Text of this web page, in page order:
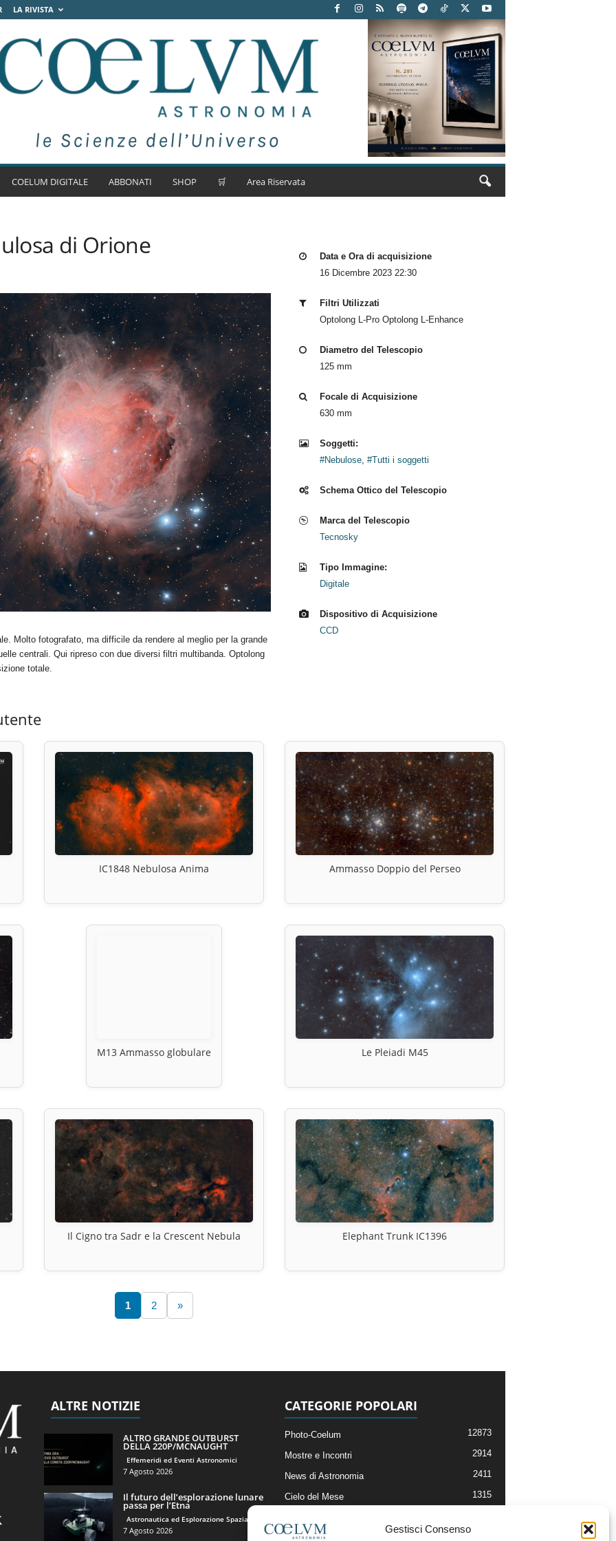
Gestisci Consenso
LA RIVISTA
COELUM DIGITALE ABBONATI SHOP 🛒 Area Riservata
di Orione
Molto fotografato, ma difficile da rendere al meglio per la grande
centrali. Qui ripreso con due diversi filtri multibanda. Optolong
totale.
Data e Ora di acquisizione
16 Dicembre 2023 22:30
Filtri Utilizzati
Optolong L-Pro Optolong L-Enhance
Diametro del Telescopio
125 mm
Focale di Acquisizione
630 mm
Soggetti:
#Nebulose, #Tutti i soggetti
Schema Ottico del Telescopio
Marca del Telescopio
Tecnosky
Tipo Immagine:
Digitale
Dispositivo di Acquisizione
CCD
IC1848 Nebulosa Anima Ammasso Doppio del Perseo
M13 Ammasso globulare Le Pleiadi M45
Il Cigno tra Sadr e la Crescent Nebula Elephant Trunk IC1396
1 2 »
ALTRE NOTIZIE
ALTRO GRANDE OUTBURST
DELLA 220P/MCNAUGHT
Effemeridi ed Eventi Astronomici
7 Agosto 2026
Il futuro dell’esplorazione lunare
passa per l’Etna
Astronautica ed Esplorazione Spaziale
7 Agosto 2026
CATEGORIE POPOLARI
Photo-Coelum 12873
Mostre e Incontri 2914
News di Astronomia 2411
Cielo del Mese 1315
Articoli e Risorse On-Line